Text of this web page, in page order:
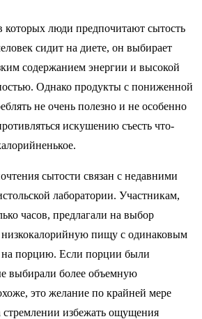
которых люди предпочитают сытость
сидит на диете, он выбирает
содержанием энергии и высокой
Однако продукты с пониженной
не очень полезно и не особенно
искушению съесть что-
сытости связан с недавними
лаборатории. Участникам,
часов, предлагали на выбор
пищу с одинаковым
на порцию. Если порции были
выбирали более объемную
это желание по крайней мере
стремлении избежать ощущения